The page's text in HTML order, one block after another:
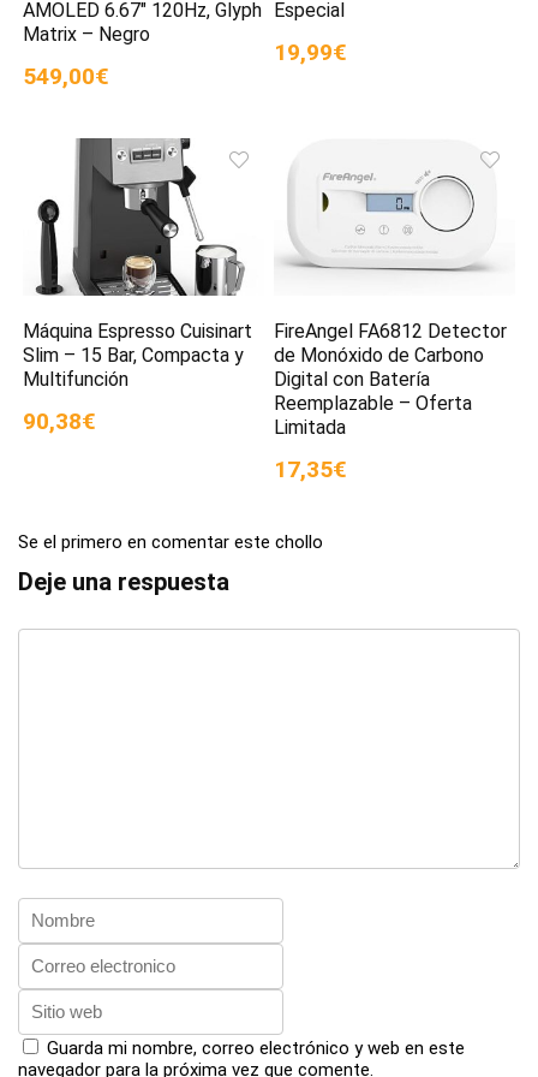
AMOLED 6.67″ 120Hz, Glyph
Matrix – Negro
549,00€
Especial
19,99€
Máquina Espresso Cuisinart
Slim – 15 Bar, Compacta y
Multifunción
90,38€
FireAngel FA6812 Detector
de Monóxido de Carbono
Digital con Batería
Reemplazable – Oferta
Limitada
17,35€
Se el primero en comentar este chollo
Deje una respuesta
Guarda mi nombre, correo electrónico y web en este
navegador para la próxima vez que comente.